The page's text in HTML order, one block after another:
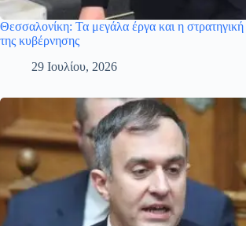
Θεσσαλονίκη: Τα μεγάλα έργα και η στρατηγική
της κυβέρνησης
29 Ιουλίου, 2026